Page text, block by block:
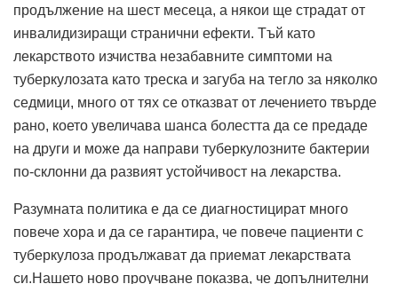
продължение на шест месеца, а някои ще страдат от
инвалидизиращи странични ефекти. Тъй като
лекарството изчиства незабавните симптоми на
туберкулозата като треска и загуба на тегло за няколко
седмици, много от тях се отказват от лечението твърде
рано, което увеличава шанса болестта да се предаде
на други и може да направи туберкулозните бактерии
по-склонни да развият устойчивост на лекарства.
Разумната политика е да се диагностицират много
повече хора и да се гарантира, че повече пациенти с
туберкулоза продължават да приемат лекарствата
си.Нашето ново проучване показва, че допълнителни